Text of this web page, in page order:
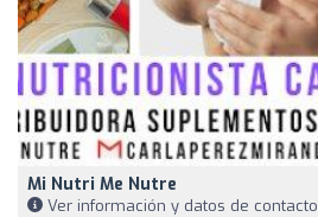
Mi Nutri Me Nutre
Ver información y datos de contacto